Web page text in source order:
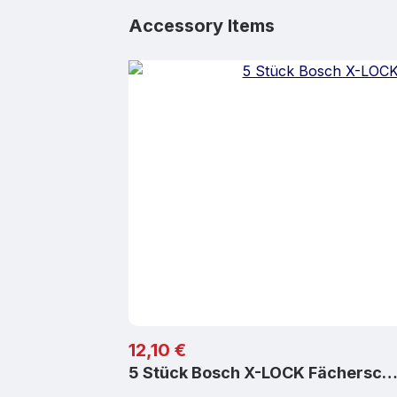
Produktgalerie überspringen
Accessory Items
Regulärer Preis:
12,10 €
5 Stück Bosch X-LOCK Fächersc…